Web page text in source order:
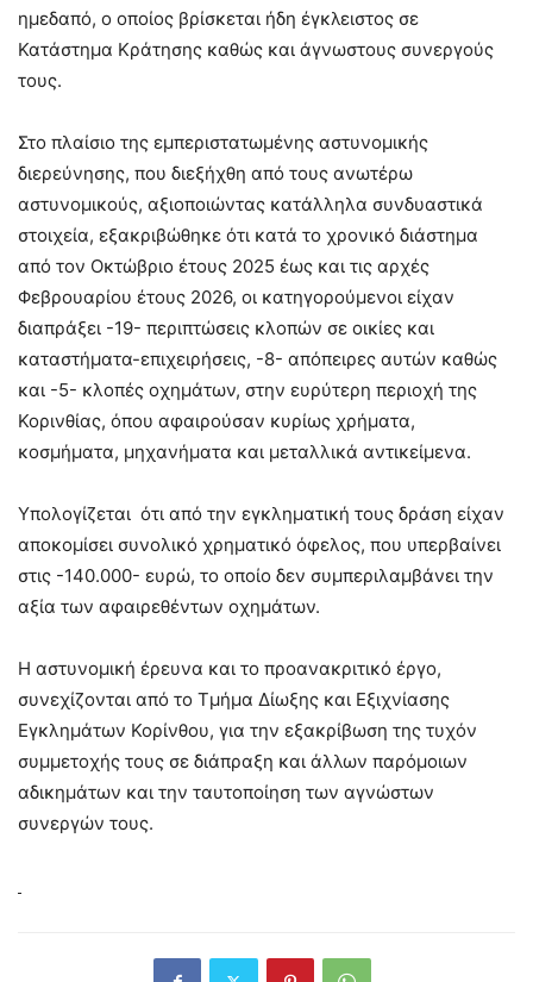
ημεδαπό, ο οποίος βρίσκεται ήδη έγκλειστος σε
Κατάστημα Κράτησης καθώς και άγνωστους συνεργούς
τους.
Στο πλαίσιο της εμπεριστατωμένης αστυνομικής
διερεύνησης, που διεξήχθη από τους ανωτέρω
αστυνομικούς, αξιοποιώντας κατάλληλα συνδυαστικά
στοιχεία, εξακριβώθηκε ότι κατά το χρονικό διάστημα
από τον Οκτώβριο έτους 2025 έως και τις αρχές
Φεβρουαρίου έτους 2026, οι κατηγορούμενοι είχαν
διαπράξει -19- περιπτώσεις κλοπών σε οικίες και
καταστήματα-επιχειρήσεις, -8- απόπειρες αυτών καθώς
και -5- κλοπές οχημάτων, στην ευρύτερη περιοχή της
Κορινθίας, όπου αφαιρούσαν κυρίως χρήματα,
κοσμήματα, μηχανήματα και μεταλλικά αντικείμενα.
Υπολογίζεται ότι από την εγκληματική τους δράση είχαν
αποκομίσει συνολικό χρηματικό όφελος, που υπερβαίνει
στις -140.000- ευρώ, το οποίο δεν συμπεριλαμβάνει την
αξία των αφαιρεθέντων οχημάτων.
Η αστυνομική έρευνα και το προανακριτικό έργο,
συνεχίζονται από το Τμήμα Δίωξης και Εξιχνίασης
Εγκλημάτων Κορίνθου, για την εξακρίβωση της τυχόν
συμμετοχής τους σε διάπραξη και άλλων παρόμοιων
αδικημάτων και την ταυτοποίηση των αγνώστων
συνεργών τους.